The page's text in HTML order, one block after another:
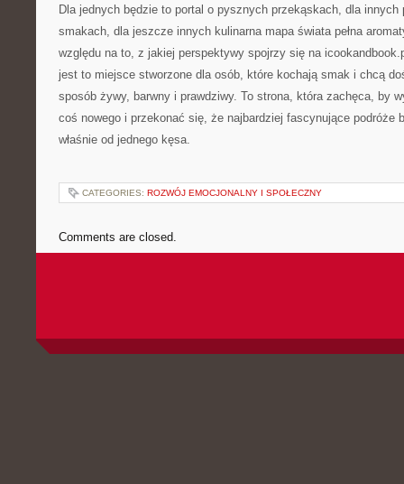
Dla jednych będzie to portal o pysznych przekąskach, dla innych
smakach, dla jeszcze innych kulinarna mapa świata pełna
względu na to, z jakiej perspektywy spojrzy się na
jest to miejsce stworzone dla osób, które kochają smak i chcą
sposób żywy, barwny i prawdziwy. To strona, która zachęca, by
coś nowego i przekonać się, że najbardziej fascynujące podróże
właśnie od jednego kęsa.
CATEGORIES: ROZWÓJ EMOCJONALNY I SPOŁECZNY
Comments are closed.